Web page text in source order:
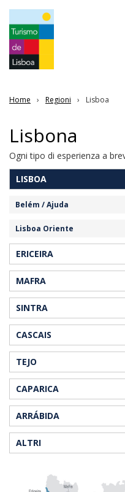
Home Regioni Lisboa
Lisbona
Ogni tipo di esperienza a
LISBOA
Belém / Ajuda
Lisboa Oriente
ERICEIRA
MAFRA
SINTRA
CASCAIS
TEJO
CAPARICA
ARRÁBIDA
ALTRI